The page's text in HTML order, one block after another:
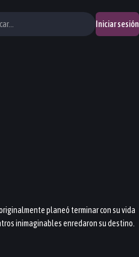
Iniciar sesión
planeó terminar con su vida
inimaginables enredaron su destino.